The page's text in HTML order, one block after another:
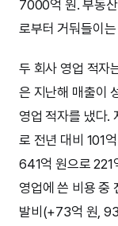
7000억 원. 부동
로부터 거둬들이
두 회사 영업 적자
은 지난해 매출이
영업 적자를 냈다.
로 전년 대비 101
641억 원으로 221
영업에 쓴 비용 중
발비(+73억 원,